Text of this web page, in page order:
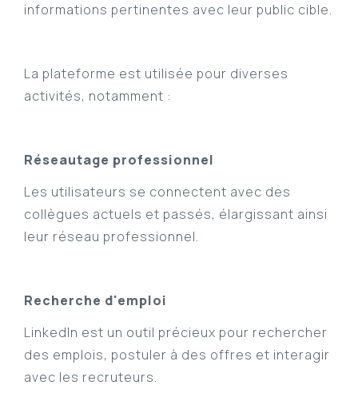
informations pertinentes avec leur public cible.
La plateforme est utilisée pour diverses
activités, notamment :
Réseautage professionnel
Les utilisateurs se connectent avec des
collègues actuels et passés, élargissant ainsi
leur réseau professionnel.
Recherche d'emploi
LinkedIn est un outil précieux pour rechercher
des emplois, postuler à des offres et interagir
avec les recruteurs.